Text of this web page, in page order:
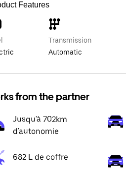
Features
Transmission
Automatic
from the partner
Jusqu'à 702km
d'autonomie
682 L de coffre